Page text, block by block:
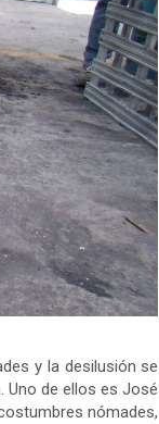
y la desilusión se
Uno de ellos es José
nómades,